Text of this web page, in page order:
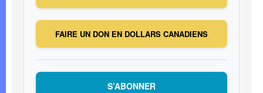
FAIRE UN DON EN DOLLARS CANADIENS
S’ABONNER